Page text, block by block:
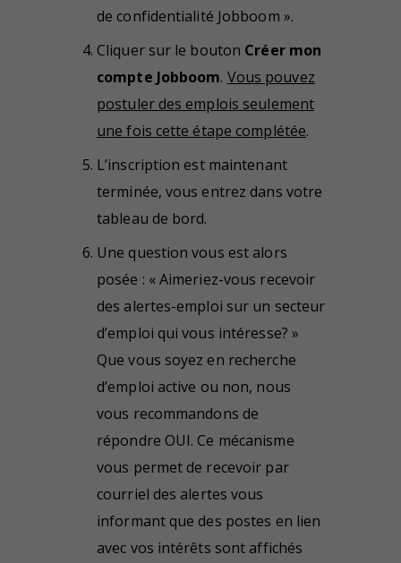
de confidentialité Jobboom ».
Cliquer sur le bouton Créer mon
compte Jobboom. Vous pouvez
postuler des emplois seulement
une fois cette étape complétée.
L’inscription est maintenant
terminée, vous entrez dans votre
tableau de bord.
Une question vous est alors
posée : « Aimeriez-vous recevoir
des alertes-emploi sur un secteur
d’emploi qui vous intéresse? »
Que vous soyez en recherche
d’emploi active ou non, nous
vous recommandons de
répondre OUI. Ce mécanisme
vous permet de recevoir par
courriel des alertes vous
informant que des postes en lien
avec vos intérêts sont affichés